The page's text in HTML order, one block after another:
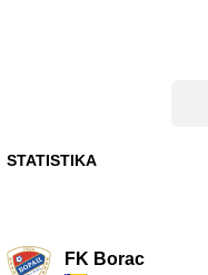
STATISTIKA
FK Borac